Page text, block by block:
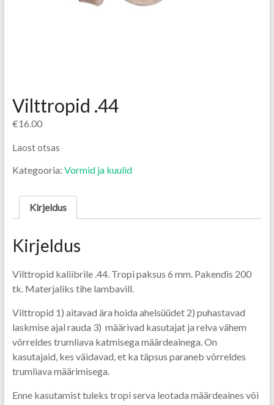
Vilttropid .44
€16.00
Laost otsas
Kategooria: Vormid ja kuulid
Kirjeldus
Kirjeldus
Vilttropid kaliibrile .44. Tropi paksus 6 mm. Pakendis 200
tk. Materjaliks tihe lambavill.
Vilttropid 1) aitavad ära hoida ahelsüüdet 2) puhastavad
laskmise ajal rauda 3) määrivad kasutajat ja relva vähem
võrreldes trumliava katmisega määrdeainega. On
kasutajaid, kes väidavad, et ka täpsus paraneb võrreldes
trumliava määrimisega.
Enne kasutamist tuleks tropi serva leotada määrdeaines või